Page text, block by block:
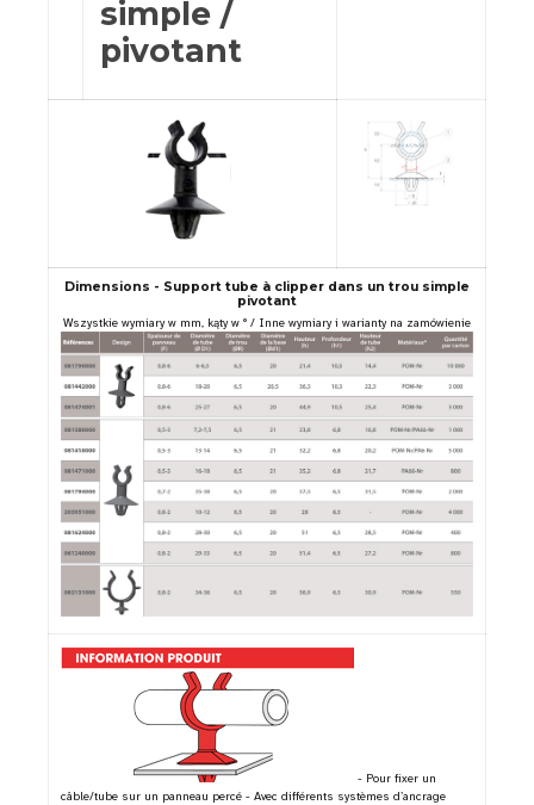
simple /
pivotant
Dimensions - Support tube à clipper dans un trou simple
pivotant
Wszystkie wymiary w mm, kąty w ° / Inne wymiary i warianty na zamówienie
- Pour fixer un
câble/tube sur un panneau percé - Avec différents systèmes d’ancrage